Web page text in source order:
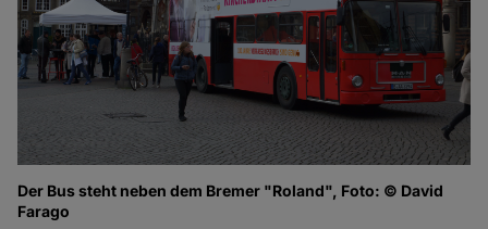
Der Bus steht neben dem Bremer "Roland", Foto: © David
Farago